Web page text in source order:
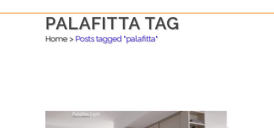
PALAFITTA TAG
Home> Posts tagged "palafitta"